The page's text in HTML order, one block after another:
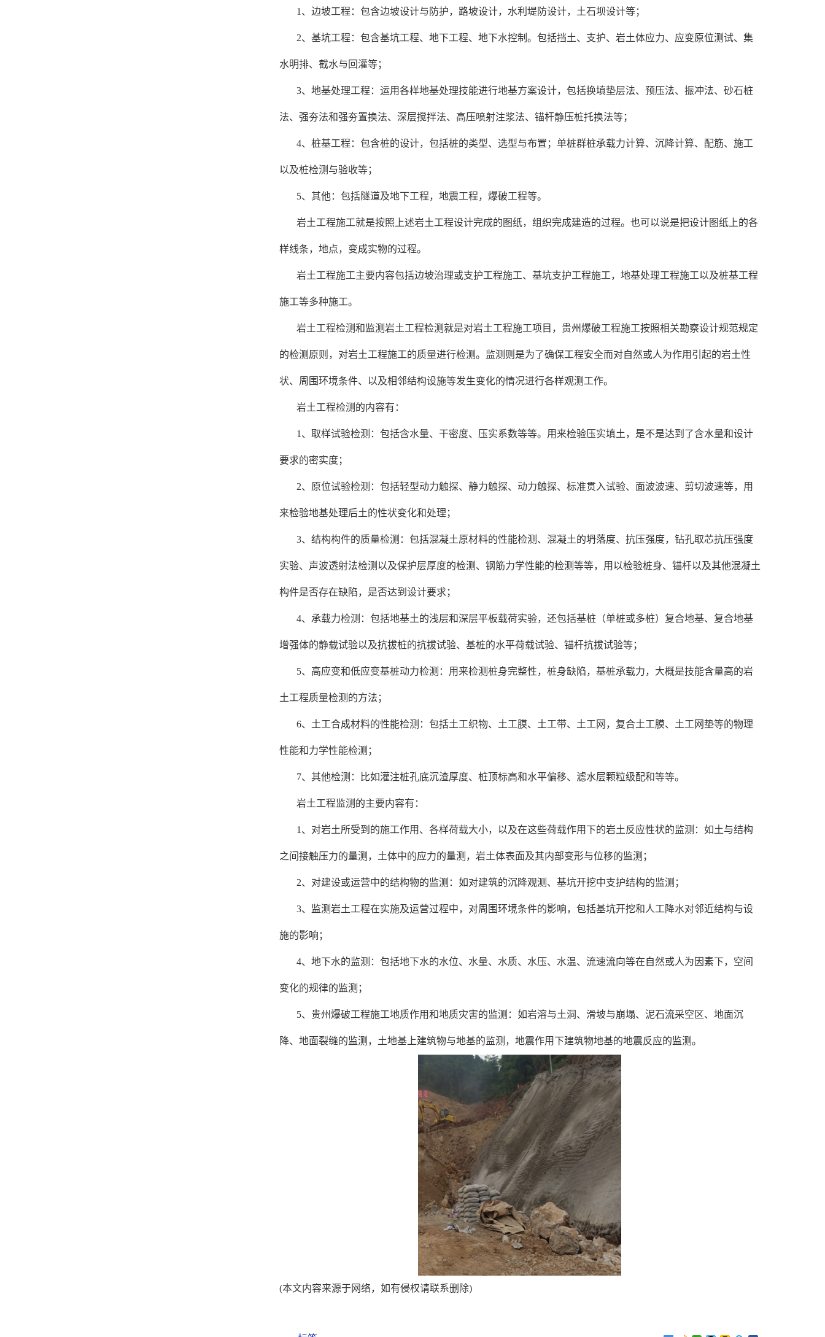
1、边坡工程：包含边坡设计与防护，路坡设计，水利堤防设计，土石坝设计等；
2、基坑工程：包含基坑工程、地下工程、地下水控制。包括挡土、支护、岩土体应力、应变原位测试、集
水明排、截水与回灌等；
3、地基处理工程：运用各样地基处理技能进行地基方案设计，包括换填垫层法、预压法、振冲法、砂石桩
法、强夯法和强夯置换法、深层搅拌法、高压喷射注浆法、锚杆静压桩托换法等；
4、桩基工程：包含桩的设计，包括桩的类型、选型与布置；单桩群桩承载力计算、沉降计算、配筋、施工
以及桩检测与验收等；
5、其他：包括隧道及地下工程，地震工程，爆破工程等。
岩土工程施工就是按照上述岩土工程设计完成的图纸，组织完成建造的过程。也可以说是把设计图纸上的各
样线条，地点，变成实物的过程。
岩土工程施工主要内容包括边坡治理或支护工程施工、基坑支护工程施工，地基处理工程施工以及桩基工程
施工等多种施工。
岩土工程检测和监测岩土工程检测就是对岩土工程施工项目，贵州爆破工程施工按照相关勘察设计规范规定
的检测原则，对岩土工程施工的质量进行检测。监测则是为了确保工程安全而对自然或人为作用引起的岩土性
状、周围环境条件、以及相邻结构设施等发生变化的情况进行各样观测工作。
岩土工程检测的内容有：
1、取样试验检测：包括含水量、干密度、压实系数等等。用来检验压实填土，是不是达到了含水量和设计
要求的密实度；
2、原位试验检测：包括轻型动力触探、静力触探、动力触探、标准贯入试验、面波波速、剪切波速等，用
来检验地基处理后土的性状变化和处理；
3、结构构件的质量检测：包括混凝土原材料的性能检测、混凝土的坍落度、抗压强度，钻孔取芯抗压强度
实验、声波透射法检测以及保护层厚度的检测、钢筋力学性能的检测等等，用以检验桩身、锚杆以及其他混凝土
构件是否存在缺陷，是否达到设计要求；
4、承载力检测：包括地基土的浅层和深层平板载荷实验，还包括基桩（单桩或多桩）复合地基、复合地基
增强体的静载试验以及抗拔桩的抗拔试验、基桩的水平荷载试验、锚杆抗拔试验等；
5、高应变和低应变基桩动力检测：用来检测桩身完整性，桩身缺陷，基桩承载力，大概是技能含量高的岩
土工程质量检测的方法；
6、土工合成材料的性能检测：包括土工织物、土工膜、土工带、土工网，复合土工膜、土工网垫等的物理
性能和力学性能检测；
7、其他检测：比如灌注桩孔底沉渣厚度、桩顶标高和水平偏移、滤水层颗粒级配和等等。
岩土工程监测的主要内容有：
1、对岩土所受到的施工作用、各样荷载大小，以及在这些荷载作用下的岩土反应性状的监测：如土与结构
之间接触压力的量测，土体中的应力的量测，岩土体表面及其内部变形与位移的监测；
2、对建设或运营中的结构物的监测：如对建筑的沉降观测、基坑开挖中支护结构的监测；
3、监测岩土工程在实施及运营过程中，对周围环境条件的影响，包括基坑开挖和人工降水对邻近结构与设
施的影响；
4、地下水的监测：包括地下水的水位、水量、水质、水压、水温、流速流向等在自然或人为因素下，空间
变化的规律的监测；
5、贵州爆破工程施工地质作用和地质灾害的监测：如岩溶与土洞、滑坡与崩塌、泥石流采空区、地面沉
降、地面裂缝的监测，土地基上建筑物与地基的监测，地震作用下建筑物地基的地震反应的监测。
(本文内容来源于网络，如有侵权请联系删除)